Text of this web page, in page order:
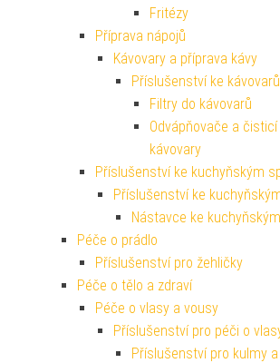
Fritézy
Příprava nápojů
Kávovary a příprava kávy
Příslušenství ke
Filtry do kávovarů
Odvápňovače a
kávovary
Příslušenství ke kuchyňským
Příslušenství ke
Nástavce ke
Péče o prádlo
Příslušenství pro žehličky
Péče o tělo a zdraví
Péče o vlasy a vousy
Příslušenství pro péči o
Příslušenství pro kulmy